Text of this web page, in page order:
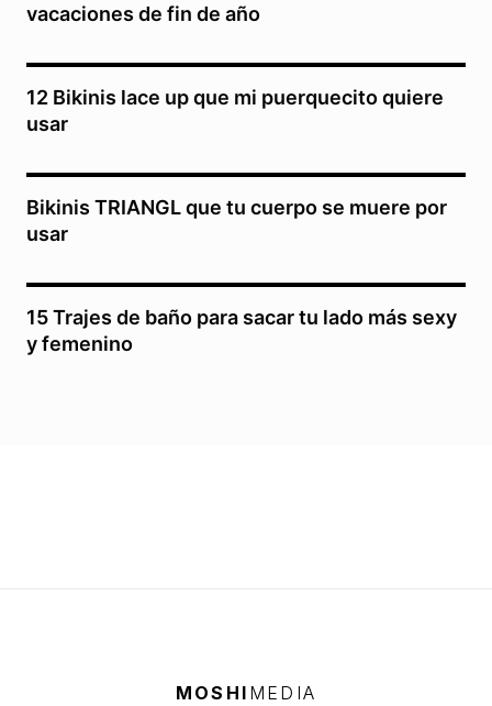
vacaciones de fin de año
12 Bikinis lace up que mi puerquecito quiere
usar
Bikinis TRIANGL que tu cuerpo se muere por
usar
15 Trajes de baño para sacar tu lado más sexy
y femenino
MOSHI MEDIA